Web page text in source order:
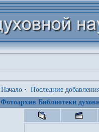
Начало · Последние
Фотоархив Библиотеки